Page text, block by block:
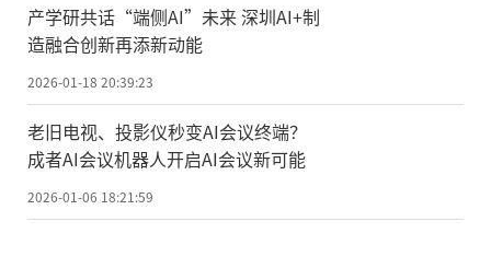
产学研共话“端侧AI”未来 深圳AI+制
造融合创新再添新动能
2026-01-18 20:39:23
老旧电视、投影仪秒变AI会议终端？
成者AI会议机器人开启AI会议新可能
2026-01-06 18:21:59